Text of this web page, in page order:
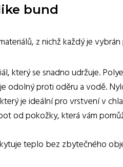
bund
z nichž každý je
který se snadno udržuje.
odolný proti oděru a vodě.
je ideální pro vrstvení v
od pokožky, která vám
teplo bez zbytečného